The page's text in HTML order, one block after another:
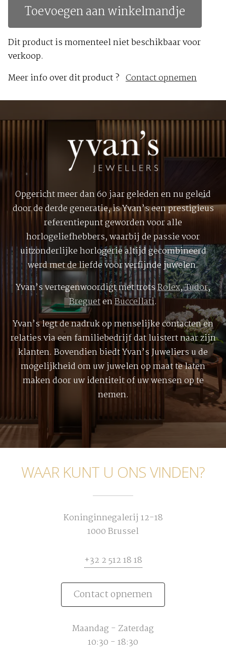
Toevoegen aan winkelmandje
Dit product is momenteel niet beschikbaar voor
verkoop.
Meer info over dit product ? Contact opnemen
Opgericht meer dan 60 jaar geleden en nu geleid
door de derde generatie, is Yvan’s een prestigieus
referentiepunt geworden voor alle
horlogeliefhebbers, waarbij de passie voor
uitzonderlijke horlogerie altijd gecombineerd
werd met de liefde voor verfijnde juwelen.
Yvan’s vertegenwoordigt met trotsRolex,Tudor,
BreguetenBuccellati.
Yvan’s legt de nadruk op menselijke contacten en
relaties via een familiebedrijf dat luistert naar zijn
klanten. Bovendien biedt Yvan’s Juweliers u de
mogelijkheid om uw juwelen op maat te laten
maken door uw identiteit of uw wensen op te
nemen.
WAAR KUNT U ONS VINDEN?
Koninginnegalerij 12-18
1000 Brussel
+32 2 512 18 18
Contact opnemen
Maandag - Zaterdag
10:30 - 18:30